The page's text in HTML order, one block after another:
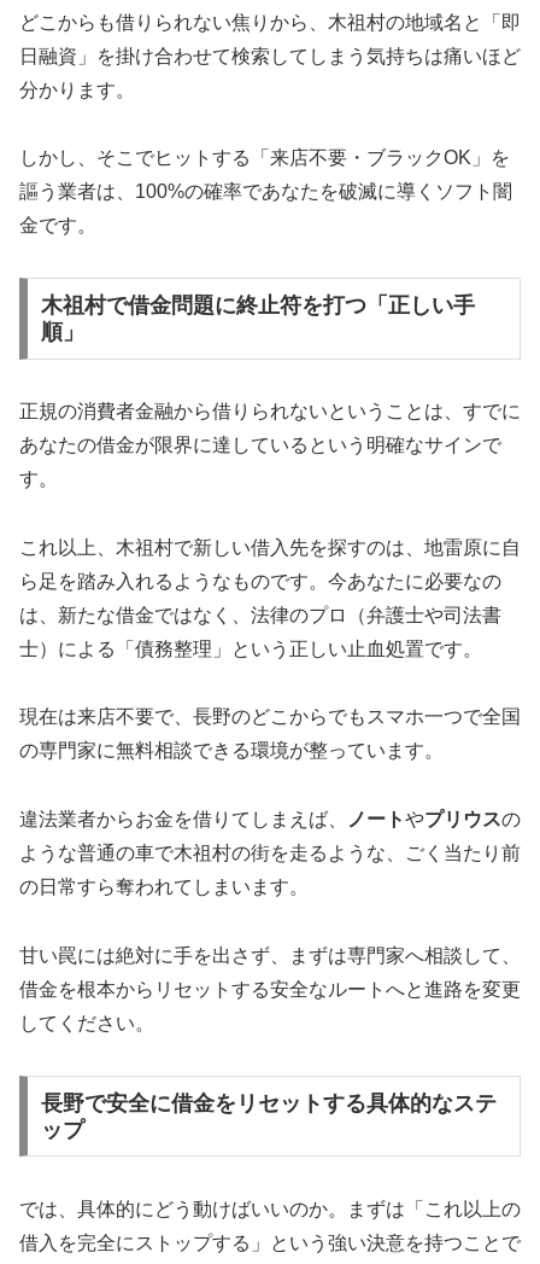
どこからも借りられない焦りから、木祖村の地域名と「即
日融資」を掛け合わせて検索してしまう気持ちは痛いほど
分かります。
しかし、そこでヒットする「来店不要・ブラックOK」を
謳う業者は、100%の確率であなたを破滅に導くソフト闇
金です。
木祖村で借金問題に終止符を打つ「正しい手
順」
正規の消費者金融から借りられないということは、すでに
あなたの借金が限界に達しているという明確なサインで
す。
これ以上、木祖村で新しい借入先を探すのは、地雷原に自
ら足を踏み入れるようなものです。今あなたに必要なの
は、新たな借金ではなく、法律のプロ（弁護士や司法書
士）による「債務整理」という正しい止血処置です。
現在は来店不要で、長野のどこからでもスマホ一つで全国
の専門家に無料相談できる環境が整っています。
違法業者からお金を借りてしまえば、 ノートやプリウスの
ような普通の車で木祖村の街を走るような、ごく当たり前
の日常すら奪われてしまいます。
甘い罠には絶対に手を出さず、まずは専門家へ相談して、
借金を根本からリセットする安全なルートへと進路を変更
してください。
長野で安全に借金をリセットする具体的なステ
ップ
では、具体的にどう動けばいいのか。まずは「これ以上の
借入を完全にストップする」という強い決意を持つことで